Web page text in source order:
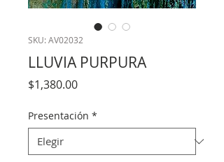
SKU: AV02032
LLUVIA PURPURA
$1,380.00Precio
Presentación *